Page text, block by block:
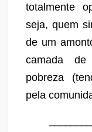
totalmente
seja, quem
de um
camada
pobreza
pela